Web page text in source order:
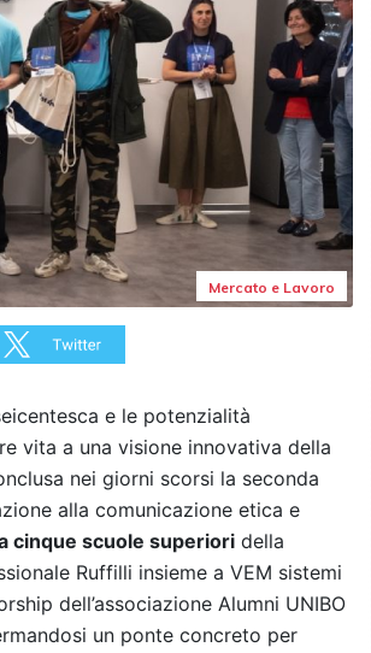
Mercato e Lavoro
e le potenzialità
vita a una visione innovativa della
nei giorni scorsi la seconda
alla comunicazione etica e
cinque scuole superiori della
Ruffilli insieme a VEM sistemi
dell’associazione Alumni UNIBO
un ponte concreto per